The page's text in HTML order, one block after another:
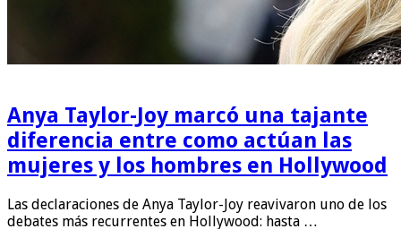
Anya Taylor-Joy marcó una tajante
diferencia entre como actúan las
mujeres y los hombres en Hollywood
Las declaraciones de Anya Taylor-Joy reavivaron uno de los
debates más recurrentes en Hollywood: hasta …